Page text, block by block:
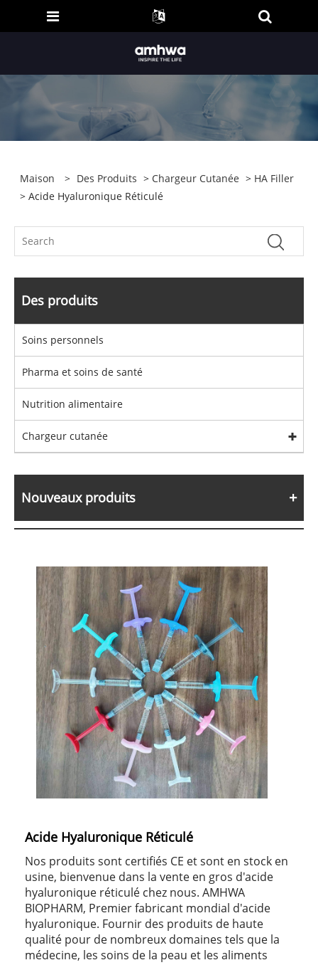
Maison > Des Produits > Chargeur Cutanée > HA Filler
> Acide Hyaluronique Réticulé
Des produits
Soins personnels
Pharma et soins de santé
Nutrition alimentaire
Chargeur cutanée
Nouveaux produits
Acide Hyaluronique Réticulé
Nos produits sont certifiés CE et sont en stock en
usine, bienvenue dans la vente en gros d'acide
hyaluronique réticulé chez nous. AMHWA
BIOPHARM, Premier fabricant mondial d'acide
hyaluronique. Fournir des produits de haute
qualité pour de nombreux domaines tels que la
médecine, les soins de la peau et les aliments